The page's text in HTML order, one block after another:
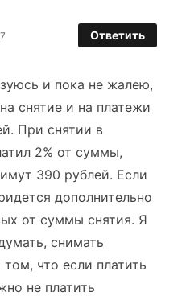
Ответить
и пока не жалею,
снятие и на платежи
При снятии в
2% от суммы,
390 рублей. Если
дополнительно
от суммы снятия. Я
снимать
что если платить
не платить